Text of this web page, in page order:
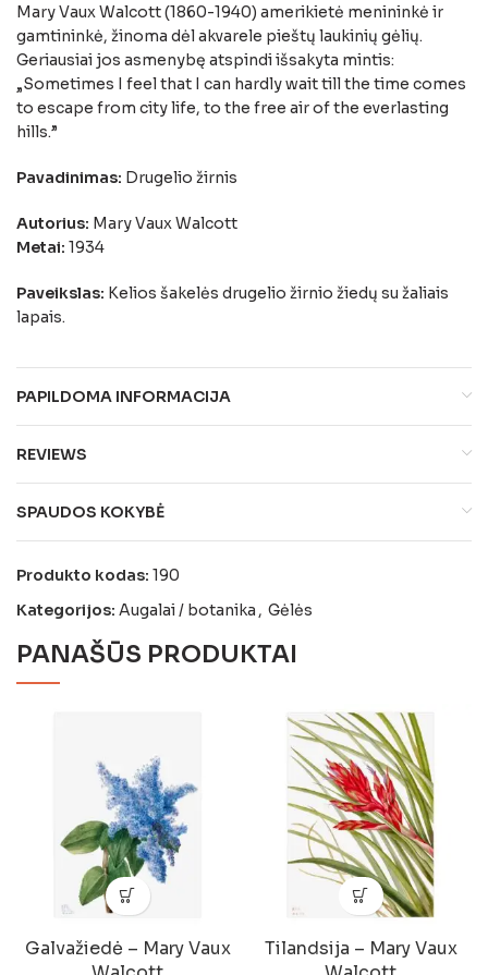
Mary Vaux Walcott (1860-1940) amerikietė menininkė ir
gamtininkė, žinoma dėl akvarele pieštų laukinių gėlių.
Geriausiai jos asmenybę atspindi išsakyta mintis:
„Sometimes I feel that I can hardly wait till the time comes
to escape from city life, to the free air of the everlasting
hills.”
Pavadinimas: Drugelio žirnis
Autorius: Mary Vaux Walcott
Metai: 1934
Paveikslas: Kelios šakelės drugelio žirnio žiedų su žaliais
lapais.
PAPILDOMA INFORMACIJA
REVIEWS
SPAUDOS KOKYBĖ
Produkto kodas: 190
Kategorijos: Augalai / botanika , Gėlės
PANAŠŪS PRODUKTAI
Galvažiedė – Mary Vaux
Tilandsija – Mary Vaux